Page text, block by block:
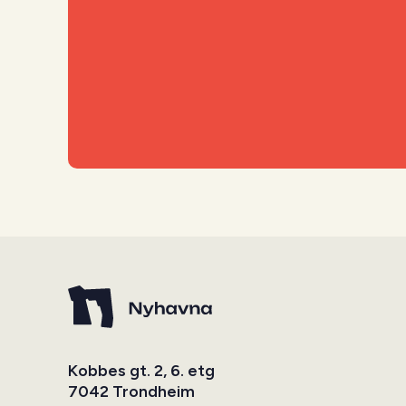
Kobbes gt. 2, 6. etg
7042 Trondheim